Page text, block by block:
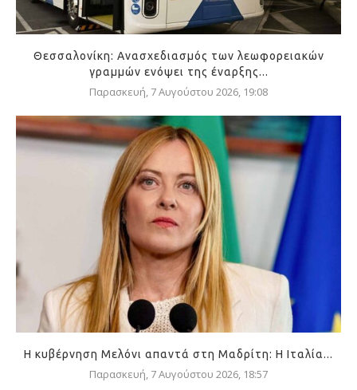
Θεσσαλονίκη: Ανασχεδιασμός των λεωφορειακών
γραμμών ενόψει της έναρξης...
Παρασκευή, 7 Αυγούστου 2026, 19:08
Η κυβέρνηση Μελόνι απαντά στη Μαδρίτη: Η Ιταλία...
Παρασκευή, 7 Αυγούστου 2026, 18:57